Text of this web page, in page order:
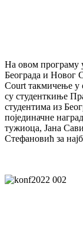
На овом програму
Београда и Новог
Court такмичење у
су студенткиње
студентима из
појединачне
тужиоца, Јана
Стефановић за